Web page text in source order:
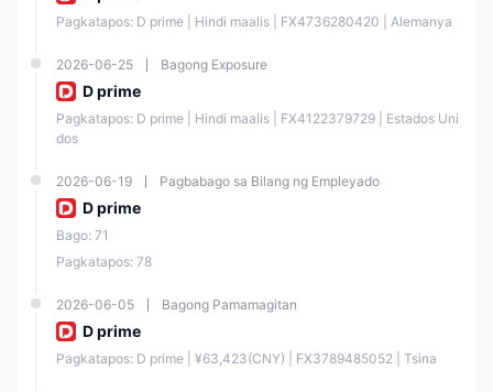
SECU
Financ
Limite
ht
sing
VFSC
Vanuat
d
Pagkatapos: D prime | Hindi maalis | FX4736280420 | Alemanya
2026-06-25 Bagong Exposure
D prime
Pagkatapos: D prime | Hindi maalis | FX4122379729 | Estados Uni
dos
2026-06-19 Pagbabago sa Bilang ng Empleyado
D prime
Bago: 71
Pagkatapos: 78
2026-06-05 Bagong Pamamagitan
D prime
Pagkatapos: D prime | ¥63,423(CNY) | FX3789485052 | Tsina